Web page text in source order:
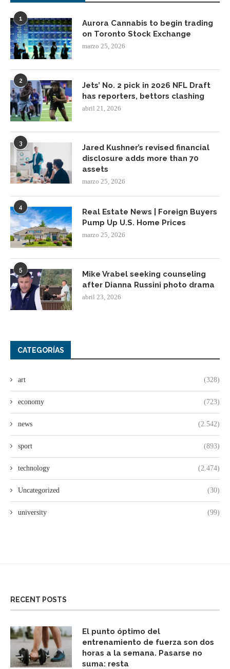
1
Aurora Cannabis to begin trading
on Toronto Stock Exchange
marzo 25, 2026
2
Jets’ No. 2 pick in 2026 NFL Draft
has reporters, bettors clashing
abril 21, 2026
3
Jared Kushner’s revised financial
disclosure adds more than 70
assets
marzo 25, 2026
4
Real Estate News | Foreign Buyers
Pump Up U.S. Home Prices
marzo 25, 2026
5
Mike Vrabel seeking counseling
after Dianna Russini photo drama
abril 23, 2026
CATEGORÍAS
art (328)
economy (723)
news (2.542)
sport (893)
technology (2.474)
Uncategorized (30)
university (99)
RECENT POSTS
El punto óptimo del
entrenamiento de fuerza son dos
horas a la semana. Pasarse no
suma: resta